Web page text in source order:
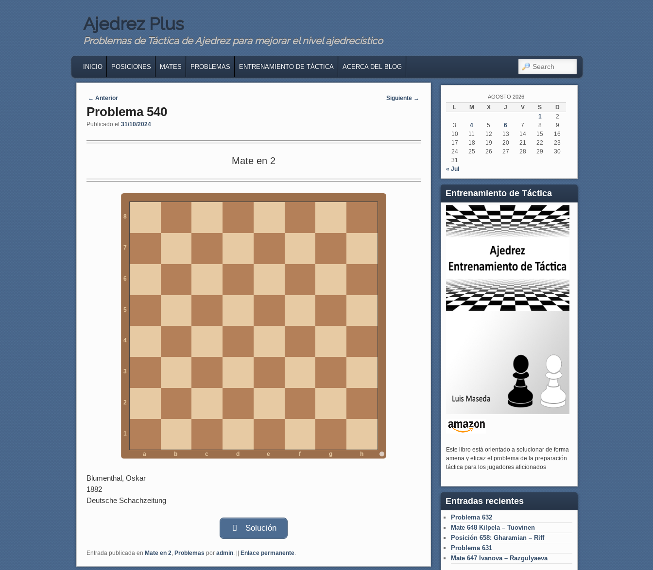
Ajedrez Plus
Problemas de Táctica de Ajedrez para mejorar el nivel ajedrecístico
SKIP TO PRIMARY CONTENT
SKIP TO SECONDARY CONTENT
INICIO POSICIONES MATES PROBLEMAS ENTRENAMIENTO DE TÁCTICA ACERCA DEL BLOG SEARCH
Navegaci�n de entradas
← Anterior Siguiente →
Problema 540
Publicado el 31/10/2024
Mate en 2
8
7
6
5
4
3
2
1
a b c d e f g h
Blumenthal, Oskar
1882
Deutsche Schachzeitung
Solución
Entrada publicada en Mate en 2, Problemas por admin. || Enlace permanente.
AGOSTO 2026
L M X J V S
D
1
2
3
4 5 6 7 8
9
10
11 12 13 14 15
16
17
18 19 20 21 22
23
24
25 26 27 28 29
30
31
« Jul
Entrenamiento de Táctica
Este libro está orientado a solucionar de forma
amena y eficaz el problema de la preparación
táctica para los jugadores aficionados
Entradas recientes
Problema 632
Mate 648 Kilpela – Tuovinen
Posición 658: Gharamian – Riff
Problema 631
Mate 647 Ivanova – Razgulyaeva